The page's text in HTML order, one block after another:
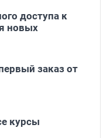
доступа к
новых
заказ от
курсы